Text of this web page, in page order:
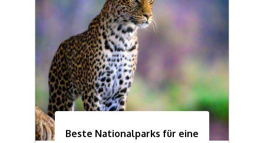
Beste Nationalparks für eine